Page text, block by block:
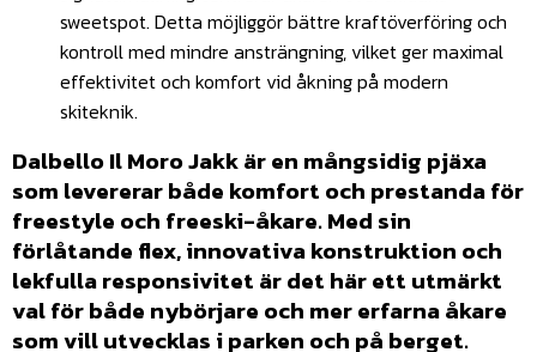
sweetspot. Detta möjliggör bättre kraftöverföring och
kontroll med mindre ansträngning, vilket ger maximal
effektivitet och komfort vid åkning på modern
skiteknik.
Dalbello Il Moro Jakk är en mångsidig pjäxa
som levererar både komfort och prestanda för
freestyle och freeski-åkare. Med sin
förlåtande flex, innovativa konstruktion och
lekfulla responsivitet är det här ett utmärkt
val för både nybörjare och mer erfarna åkare
som vill utvecklas i parken och på berget.